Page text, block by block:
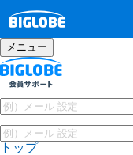
メニュー
トップ